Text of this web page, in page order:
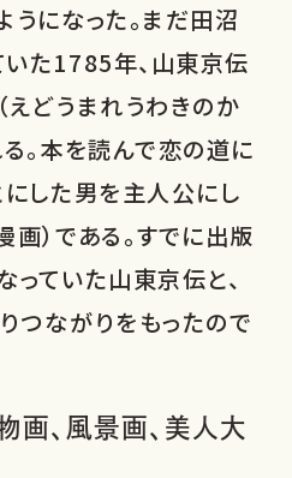
うになった。まだ田沼
た1785年、山東京伝
えどうまれうわきのか
。本を読んで恋の道に
にした男を主人公にし
）である。すでに出版
っていた山東京伝と、
つながりをもったので
画、風景画、美人大